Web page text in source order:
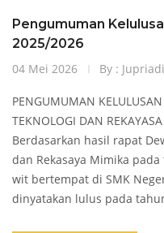
Pengumuman
2025/2026
04 Mei 2026
By : Jupriadi
PENGUMUMAN
TEKNOLOGI DAN
Berdasarkan hasil rapat
dan Rekasaya Mimika
wit bertempat di SMK
dinyatakan lulus pada